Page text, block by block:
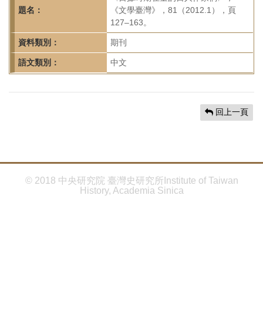
究
所-
首
頁
題名：
《文學臺灣》，81（2012.1），頁
127–163。
資料類別： 期刊
語文類別： 中文
回上一頁
© 2018 中央研究院 臺灣史研究所Institute of Taiwan
History, Academia Sinica